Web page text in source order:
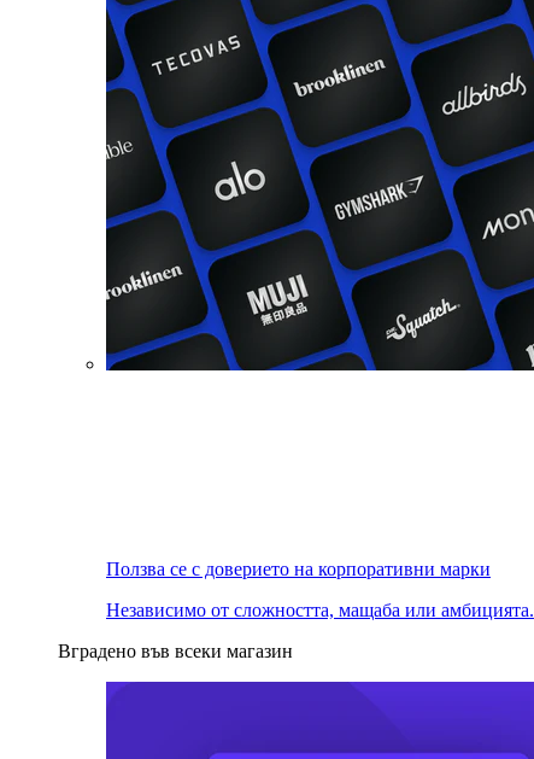
Ползва се с доверието на корпоративни марки
Независимо от сложността, мащаба или амбицията.
Вградено във всеки магазин